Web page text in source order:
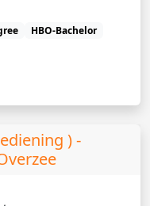
HBO-Bachelor
) -